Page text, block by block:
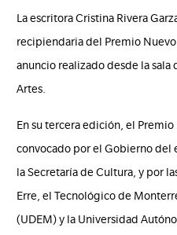
La escritora Cristina Rivera
recipiendaria del Premio
anuncio realizado desde la sala
Artes.
En su tercera edición, el
convocado por el Gobierno del
la Secretaría de Cultura, y por
Erre, el Tecnológico de
(UDEM) y la Universidad